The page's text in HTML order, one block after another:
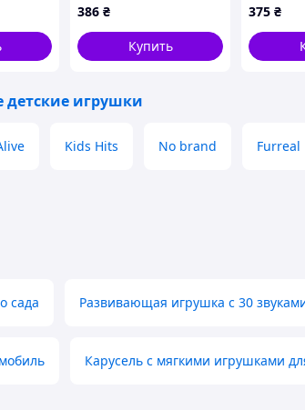
развивающая со
звуком светом и
обучением счету
малыша
386 ₴
Купить
375 ₴
игрушки
Kids Hits No brand Furreal
сада Развивающая игрушка с 30
Карусель с мягкими игрушками